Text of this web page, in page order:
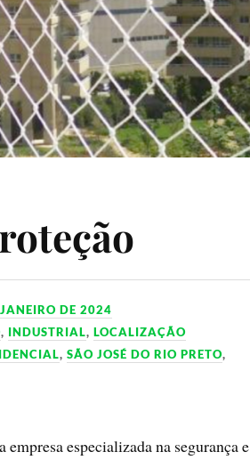
DE 2024
, INDUSTRIAL,LOCALIZAÇÃO
,SÃO JOSÉ DO RIO PRETO,
especializada na segurança e